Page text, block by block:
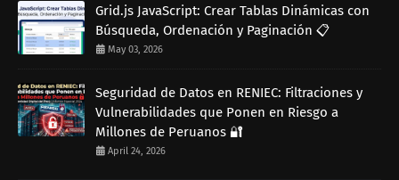
Grid.js JavaScript: Crear Tablas Dinámicas con
Búsqueda, Ordenación y Paginación 📋
May 03, 2026
Seguridad de Datos en RENIEC: Filtraciones y
Vulnerabilidades que Ponen en Riesgo a
Millones de Peruanos 🔐
April 24, 2026